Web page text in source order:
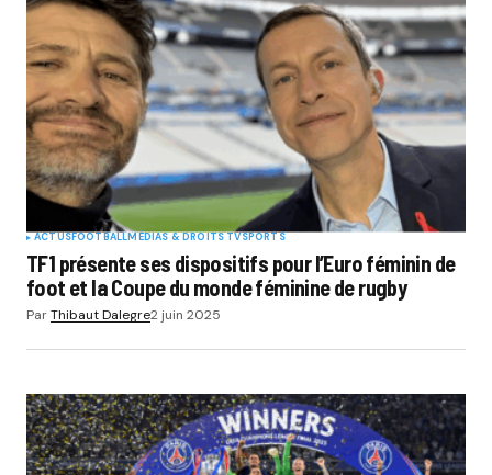
ACTUSFOOTBALLMÉDIAS & DROITS TVSPORTS
TF1 présente ses dispositifs pour l’Euro féminin de
foot et la Coupe du monde féminine de rugby
ParThibaut Dalegre2 juin 2025